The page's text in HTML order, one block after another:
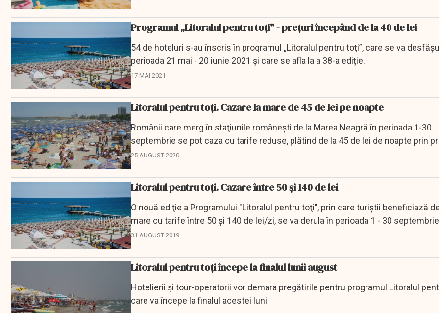
Programul „Litoralul pentru toți" - prețuri începând de la 40 de lei
54 de hoteluri s-au înscris în programul „Litoralul pentru toți”, care se va
perioada 21 mai - 20 iunie 2021 și care se afla la a 38-a ediție.
17 MAI 2021
Litoralul pentru toți. Cazare la mare de 45 de lei pe noapte
Românii care merg în staţiunile româneşti de la Marea Neagră în perioada 1-30
septembrie se pot caza cu tarife reduse, plătind de la 45 de lei de noapte prin
"Litoralul pentru...
25 AUGUST 2020
Litoralul pentru toți. Cazare între 50 și 140 de lei
O nouă ediţie a Programului "Litoralul pentru toţi", prin care turiştii beneficiază
mare cu tarife între 50 şi 140 de lei/zi, se va derula în perioada 1 - 30
31 AUGUST 2019
Litoralul pentru toți începe la finalul lunii august
Hotelierii și tour-operatorii vor demara pregătirile pentru programul Litoralul
care va începe la finalul acestei luni.